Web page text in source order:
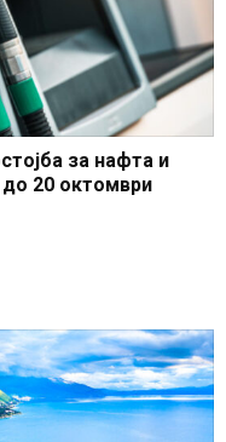
за нафта и
20 октомври